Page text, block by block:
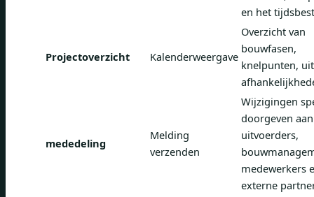
en het
Projectoverzicht Kalenderweergave
Overzicht van
bouwfasen,
knelpunten,
mededeling
Melding
verzenden
Wijzigingen
doorgeven aan
uitvoerders,
medewerkers
externe